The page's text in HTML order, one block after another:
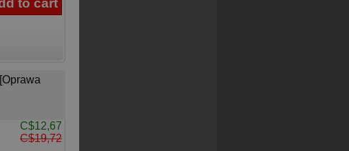
[Oprawa
C$12,67
C$19,72